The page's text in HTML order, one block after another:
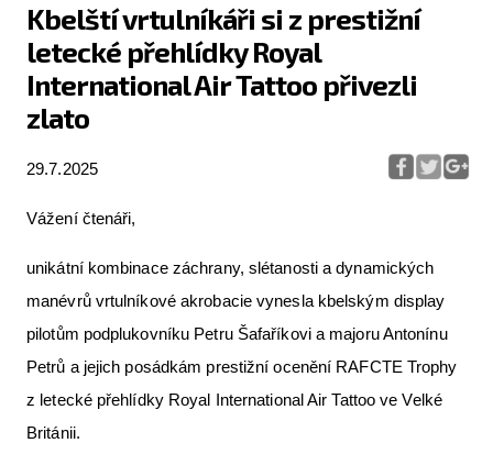
Kbelští vrtulníkáři si z prestižní
letecké přehlídky Royal
International Air Tattoo přivezli
zlato
29.7.2025
Vážení čtenáři,
unikátní kombinace záchrany, slétanosti a dynamických
manévrů vrtulníkové akrobacie vynesla kbelským display
pilotům podplukovníku Petru Šafaříkovi a majoru Antonínu
Petrů a jejich posádkám prestižní ocenění RAFCTE Trophy
z letecké přehlídky Royal International Air Tattoo ve Velké
Británii.
Flying Revue
Články
Letecká videa
Aktuální FR + archiv
Letecká muzea
VFR Communication app